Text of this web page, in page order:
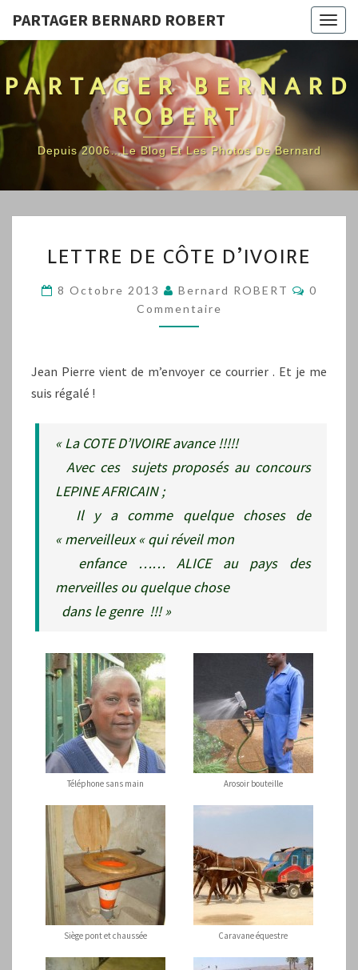
PARTAGER BERNARD ROBERT
PARTAGER BERNARD
ROBERT
Depuis 2006…Le Blog Et Les Photos De Bernard
DE
D’IVOIRE
LETTRE DE CÔTE D’IVOIRE
8 Octobre 2013 Bernard ROBERT
0
Commentaire
Jean Pierre vient de m’envoyer ce courrier . Et je me
suis régalé !
« La COTE D’IVOIRE avance !!!!!
Avec ces sujets proposés au concours
LEPINE AFRICAIN ;
Il y a comme quelque choses de
« merveilleux « qui réveil mon
enfance …… ALICE au pays des
merveilles ou quelque chose
dans le genre !!! »
Téléphone sans main Arosoir bouteille
Siège pont et chaussée Caravane équestre